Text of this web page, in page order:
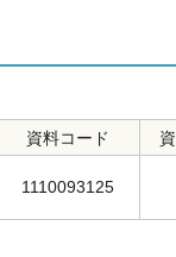
資料コード
1110093125